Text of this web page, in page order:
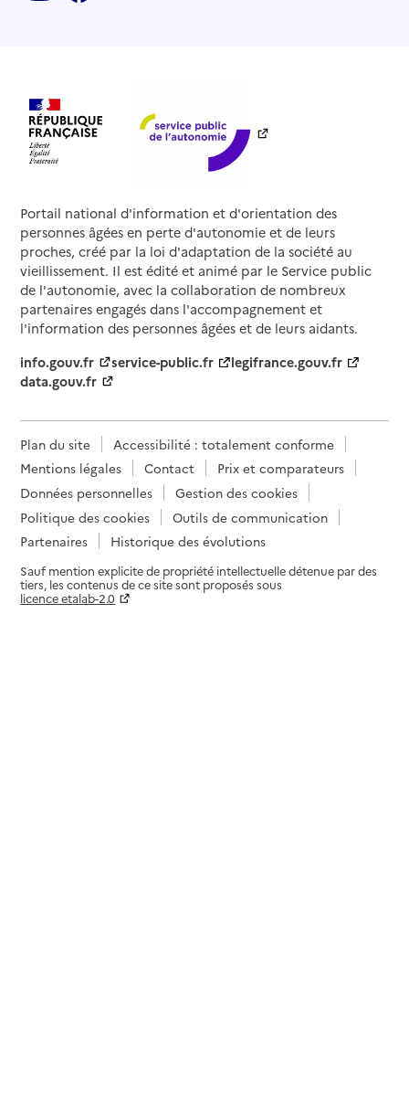
Portail national d'information et d'orientation des
personnes âgées en perte d'autonomie et de leurs
proches, créé par la loi d'adaptation de la société au
vieillissement. Il est édité et animé par le Service public
de l'autonomie, avec la collaboration de nombreux
partenaires engagés dans l'accompagnement et
l'information des personnes âgées et de leurs aidants.
info.gouv.fr
service-public.fr
legifrance.gouv.fr
data.gouv.fr
Plan du site
Accessibilité : totalement conforme
Mentions légales
Contact
Prix et comparateurs
Données personnelles
Gestion des cookies
Politique des cookies
Outils de communication
Partenaires
Historique des évolutions
Sauf mention explicite de propriété intellectuelle détenue par des
tiers, les contenus de ce site sont proposés sous
licence etalab-2.0